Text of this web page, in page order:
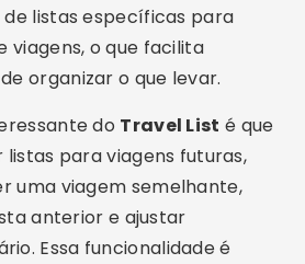
listas específicas para
viagens, o que facilita
organizar o que levar.
do Travel List é que
para viagens futuras,
uma viagem semelhante,
anterior e ajustar
Essa funcionalidade é